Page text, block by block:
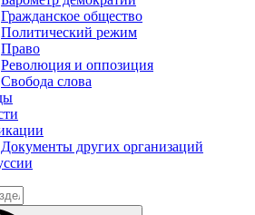
Гражданское общество
Политический режим
Право
Революция и оппозиция
Свобода слова
Документы других организаций